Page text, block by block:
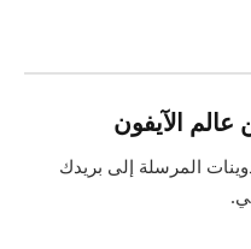
الآيفون
المرسلة إلى بريدك